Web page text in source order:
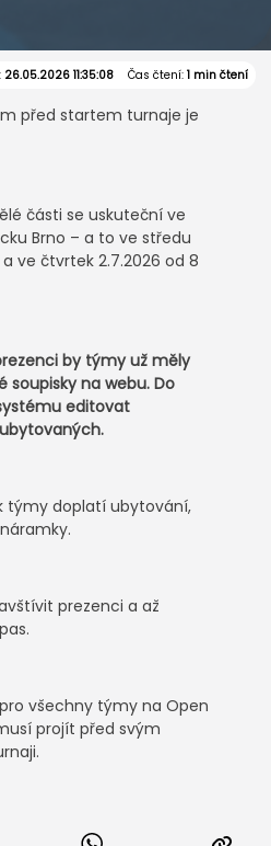
26.05.2026 11:35:08 Čas čtení:1 min čtení
před startem turnaje je
části se uskuteční ve
Brno – a to ve středu
a ve čtvrtek 2.7.2026 od 8
by týmy už měly
na webu. Do
editovat
týmy doplatí ubytování,
prezenci a až
všechny týmy na Open
projít před svým